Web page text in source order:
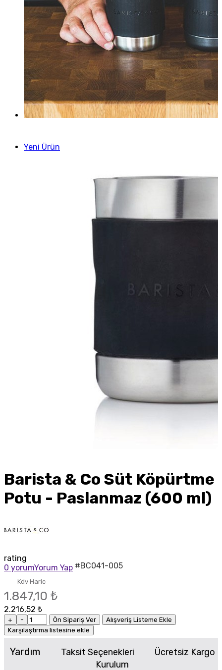
Yeni Ürün
Barista & Co Süt Köpürtme
Potu - Paslanmaz (600 ml)
rating
0 yorumYorum Yap #BC041-005
Kdv Haric
1.847,10 ₺
2.216,52 ₺
+ - Ön Sipariş Ver
Alışveriş Listeme Ekle
Karşılaştırma listesine ekle
Yardım Taksit Seçenekleri
Ücretsiz Kargo
Kurulum